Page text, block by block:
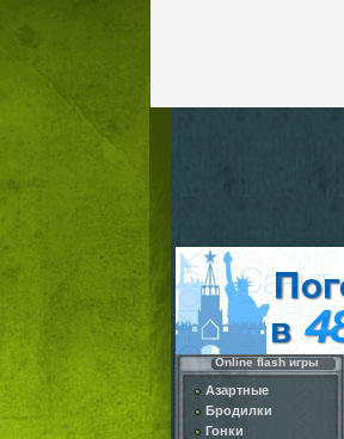
Online flash игры
Азартные
Бродилки
Гонки